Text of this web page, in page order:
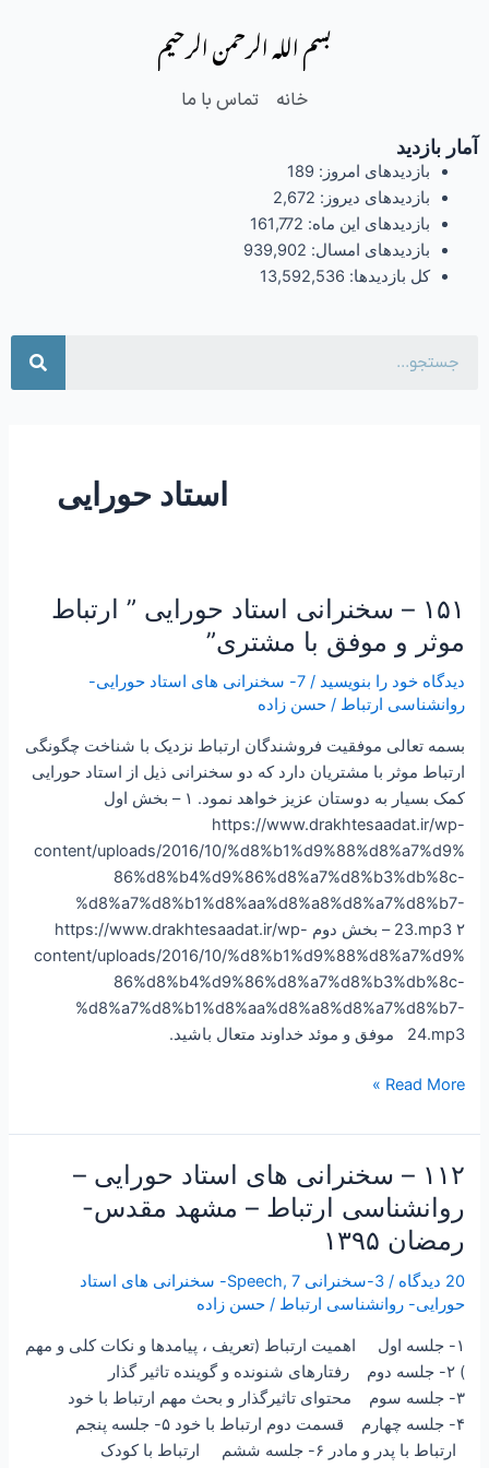
بسم الله الرحمن الرحیم
خانه تماس با ما
آمار بازدید
بازدیدهای امروز: 189
بازدیدهای دیروز: 2,672
بازدیدهای این ماه: 161,772
بازدیدهای امسال: 939,902
کل بازدیدها: 13,592,536
استاد حورایی
۱۵۱ – سخنرانی استاد حورایی ” ارتباط
موثر و موفق با مشتری”
دیدگاه‌ خود را بنویسید / 7- سخنرانی های استاد حورایی-
روانشناسی ارتباط /حسن زاده
بسمه تعالی موفقیت فروشندگان ارتباط نزدیک با شناخت چگونگی
ارتباط موثر با مشتریان دارد که دو سخنرانی ذیل از استاد حورایی
کمک بسیار به دوستان عزیز خواهد نمود. ۱ – بخش اول
https://www.drakhtesaadat.ir/wp-
content/uploads/2016/10/%d8%b1%d9%88%d8%a7%d9%
86%d8%b4%d9%86%d8%a7%d8%b3%db%8c-
%d8%a7%d8%b1%d8%aa%d8%a8%d8%a7%d8%b7-
23.mp3 ۲ – بخش دوم https://www.drakhtesaadat.ir/wp-
content/uploads/2016/10/%d8%b1%d9%88%d8%a7%d9%
86%d8%b4%d9%86%d8%a7%d8%b3%db%8c-
%d8%a7%d8%b1%d8%aa%d8%a8%d8%a7%d8%b7-
24.mp3 موفق و موئد خداوند متعال باشید.
۱۵۱
سخنرانی
استاد
حورایی
ارتباط
موثر
موفق
مشتری”
Read More »
۱۱۲ – سخنرانی های استاد حورایی –
روانشناسی ارتباط – مشهد مقدس-
رمضان ۱۳۹۵
20 دیدگاه /3-سخنرانی Speech ,
7- سخنرانی های استاد
حورایی- روانشناسی ارتباط /حسن زاده
۱- جلسه اول اهمیت ارتباط (تعریف ، پیامدها و نکات کلی و مهم
) ۲- جلسه دوم رفتارهای شنونده و گوینده تاثیر گذار
۳- جلسه سوم محتوای تاثیرگذار و بحث مهم ارتباط با خود
۴- جلسه چهارم قسمت دوم ارتباط با خود ۵- جلسه پنجم
ارتباط با پدر و مادر ۶- جلسه ششم ارتباط با کودک
۱۱۲
سخنرانی
های
استاد
حورایی
روانشناسی
ارتباط
–
مشهد
مقدس-